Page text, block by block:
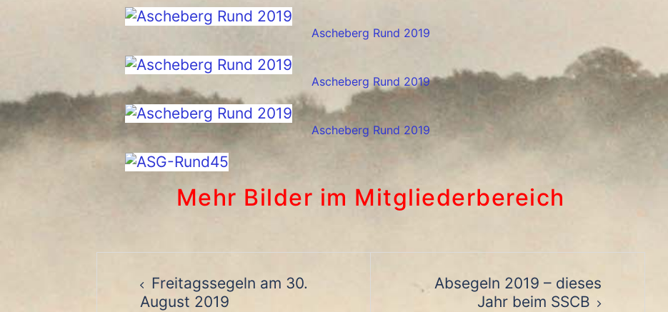
Ascheberg Rund 2019
Ascheberg Rund 2019
Ascheberg Rund 2019
Mehr Bilder im Mitgliederbereich
Beitragsnavigation
Freitagssegeln am 30.
August 2019
Absegeln 2019 – dieses
Jahr beim SSCB